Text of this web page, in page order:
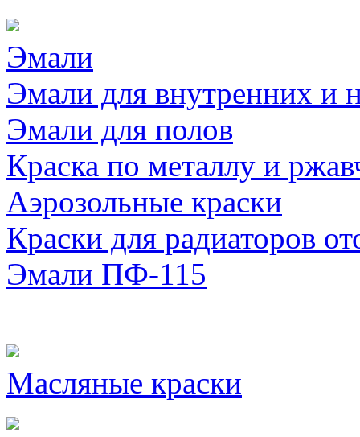
Эмали
Эмали для внутренних и
Эмали для полов
Краска по металлу и
Аэрозольные краски
Краски для радиаторов
Эмали ПФ-115
Масляные краски